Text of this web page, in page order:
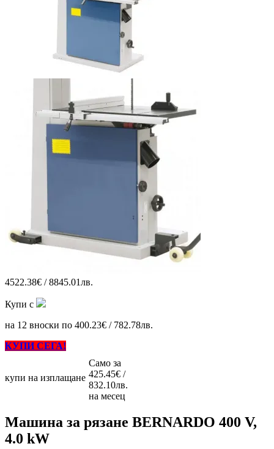
4522.38€ / 8845.01лв.
Купи с
на 12 вноски по 400.23€ / 782.78лв.
КУПИ СЕГА!
купи на изплащане
Само за
425.45€ /
832.10лв.
на месец
Машина за рязане BERNARDO 400 V,
4.0 kW